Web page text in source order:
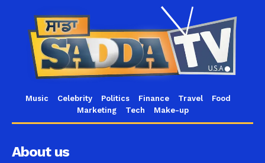
Music Celebrity Politics Finance Travel
Food
Marketing
Tech Make-up
About us